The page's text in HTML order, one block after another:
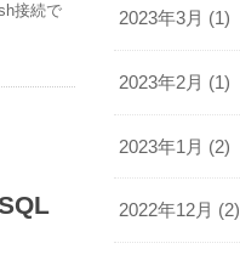
接続で
2023年3月 (1)
2023年2月 (1)
2023年1月 (2)
2022年12月 (2)